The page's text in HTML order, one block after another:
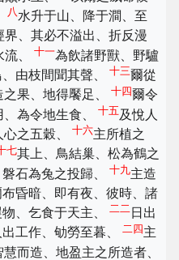
八 水升于山、降于澗、至
界、其必不溢出、折反漫
、 十一為飲諸野獸、野驢
由枝間聞其聲、 十三爾從
果、地得饜足、 十四爾令
為令地生食、 十五 及悅人
之五穀、 十六主所植之
七其上、鳥結巢、松為鶴之
石為兔之投歸、 十九主造
布昏暗、即有夜、彼時、諸
、乞食于天主、 二二 日出
出工作、劬勞至暮、 二四主
而造、地盈主之所造者、